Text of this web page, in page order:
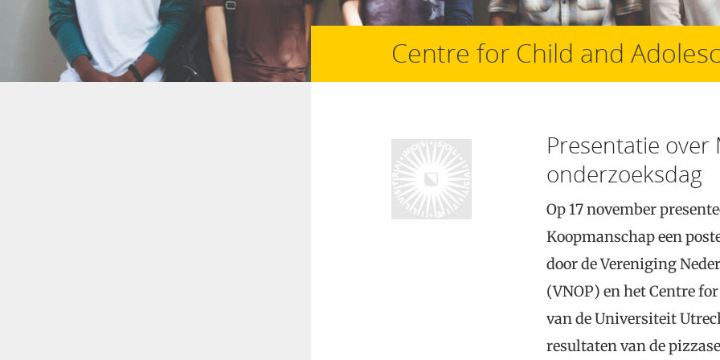
Centre for Child and
Presentatie
onderzoeksdag
Op 17 november
Koopmanschap een
door de Vereniging
(VNOP) en het Centre
van de Universiteit
resultaten van de